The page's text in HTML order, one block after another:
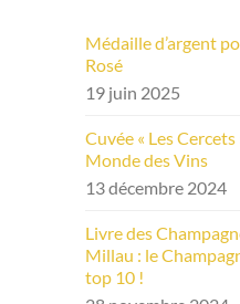
Médaille d’argent
Rosé
19 juin 2025
Cuvée « Les
Monde des Vins
13 décembre 2024
Livre des
Millau : le
top 10 !